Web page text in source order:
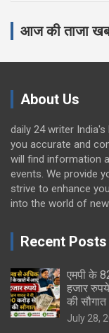
आज की ताजा
About Us
daily 24 writer India's
you accurate and
will find information
events. We provide
strive to enhance
into the world of
Recent Posts
एमपी के
हजार
की सौगात
July 28,